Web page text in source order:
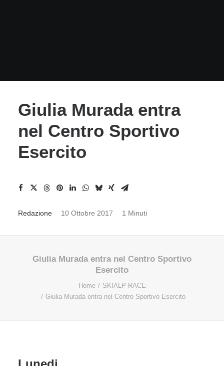
Giulia Murada entra
nel Centro Sportivo
Esercito
Redazione 10 Ottobre 2017 1 Minuti
Giulia Murada entra nel Centro Sportivo
Esercito
Home
SKIALP RACE
Giulia Murada entra nel Centro Sportivo Esercito